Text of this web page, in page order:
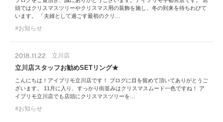
頭ではクリスマスツリーやクリスマス用の装飾を施し、冬の到来を待ちわびて
います。 「夫婦として過ごす最初のクリ…
お知らせ
2018.11.22 立川店
立川店スタッフお勧めSETリング★
こんにちは！アイプリモ立川店です！ ブログに目を留めて頂いてありがとうご
ざいます。 11月に入り、すっかり街並みはクリスマスムード一色ですね！ ア
イプリモ立川店でも店頭にクリスマスツリーを…
お知らせ